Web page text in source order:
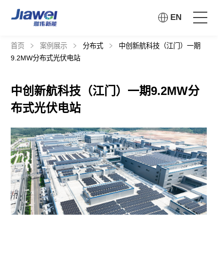
首页
解决方案
投资者关系
社会责任
资讯公示
EN
首页 案例展示 分布式
中创新航科技（江门）一期
9.2MW分布式光伏电站
中创新航科技（江门）一期9.2MW分
布式光伏电站